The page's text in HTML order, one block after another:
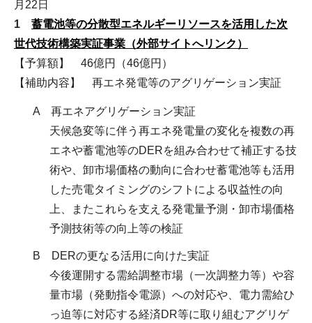
月22日
1 蓄電池等の分散型エネルギーリソースを活用した次
世代技術構築実証事業（外部サイトへリンク）
【予算額】 46億円（46億円）
【補助内容】 再エネ発電等のアグリゲーション実証
A 再エネアグリゲーション実証
天候急変等に伴う再エネ発電量の変化を複数の再
エネや蓄電池等のDERを組み合わせて補正する技
術や、卸市場価格の動向に合わせ蓄電池等も活用
した売電タイミングのシフトによる収益性の向
上、またこれらを支える発電量予測・卸市場価格
予測技術等の向上等の検証
B DERの更なる活用に向けた実証
今後運開する需給調整市場（一次調整力等）や容
量市場（発動指令電源）への対応や、電力需給ひ
っ迫等に対応する経済DR等に取り組むアグリゲ